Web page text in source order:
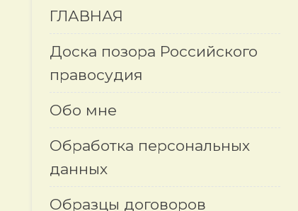
ГЛАВНАЯ
Доска позора Российского
правосудия
Обо мне
Обработка персональных
данных
Образцы договоров